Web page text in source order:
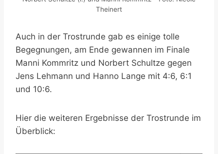
Theinert
Auch in der Trostrunde gab es einige tolle
Begegnungen, am Ende gewannen im Finale
Manni Kommritz und Norbert Schultze gegen
Jens Lehmann und Hanno Lange mit 4:6, 6:1
und 10:6.
Hier die weiteren Ergebnisse der Trostrunde im
Überblick: